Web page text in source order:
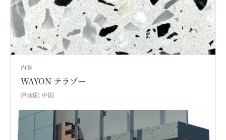
内装
WAYON テラゾー
原産国: 中国